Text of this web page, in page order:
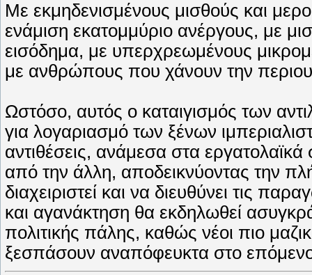
Mε εκμηδενισμένους μισθούς και
ενάμιση εκατομμύριο ανέργους, με
εισόδημα, με υπερχρεωμένους
με ανθρώπους που χάνουν την
Ωστόσο, αυτός ο καταιγισμός των
για λογαριασμό των ξένων
αντιθέσεις, ανάμεσα στα
από την άλλη, αποδεικνύοντας την
διαχειριστεί και να διευθύνει τις
και αγανάκτηση θα εκδηλωθεί
πολιτικής πάλης, καθώς νέοι πιο
ξεσπάσουν αναπόφευκτα στο